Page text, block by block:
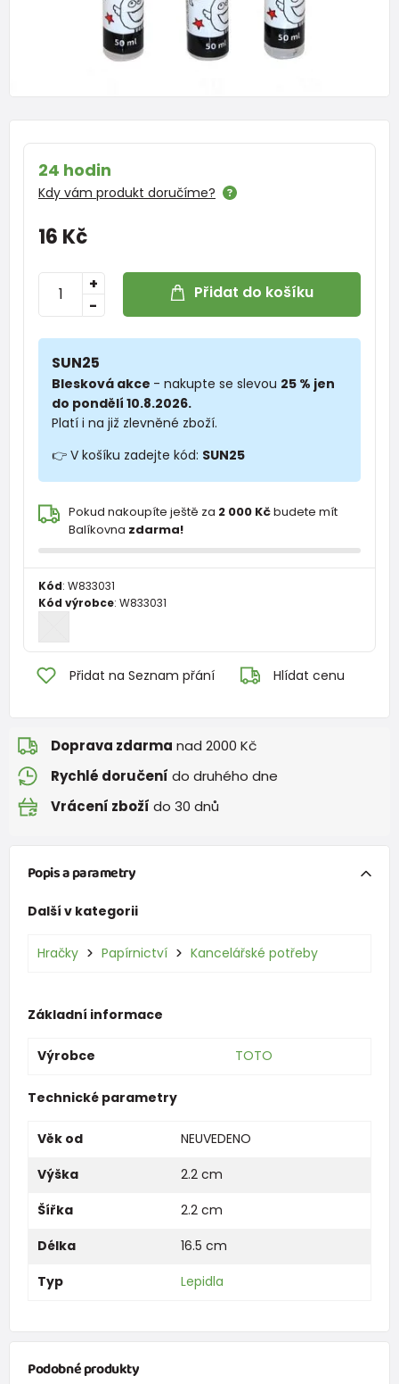
24 hodin
Kdy vám produkt doručíme?
16 Kč
-
+ Přidat do košíku
SUN25
Blesková akce - nakupte se slevou 25 % jen
do pondělí 10.8.2026.
Platí i na již zlevněné zboží.
👉 V košíku zadejte kód: SUN25
Pokud nakoupíte ještě za 2 000 Kčbudete mít
Balíkovna zdarma!
Kód: W833031
Kód výrobce: W833031
Přidat na Seznam přání Hlídat cenu
Doprava zdarma nad 2000 Kč
Rychlé doručení do druhého dne
Vrácení zboží do 30 dnů
Popis a parametry
Další v kategorii
Hračky Papírnictví Kancelářské potřeby
Základní informace
Výrobce TOTO
Technické parametry
Věk od
NEUVEDENO
Výška
2.2 cm
Šířka
2.2 cm
Délka
16.5 cm
Typ
Lepidla
Podobné produkty